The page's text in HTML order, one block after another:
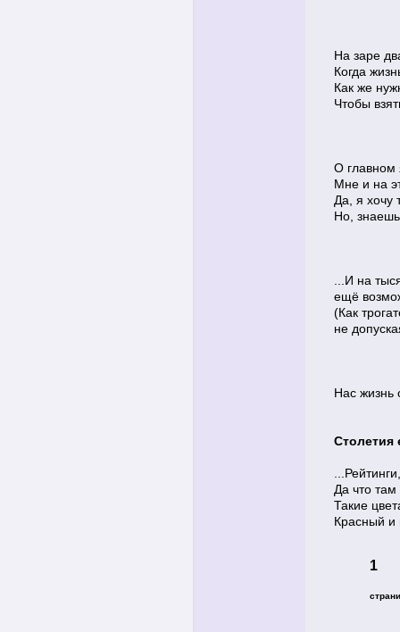
На заре
Когда
Как же
Чтобы
О главном
Мне и на
Да, я хочу
Но,
...И на
ещё
(Как
не
Нас жизнь
Столетия
Да что
Такие
Красный и
1